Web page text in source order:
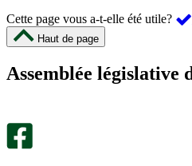
Cette page vous a-t-elle été utile?
Haut de page
Assemblée législative